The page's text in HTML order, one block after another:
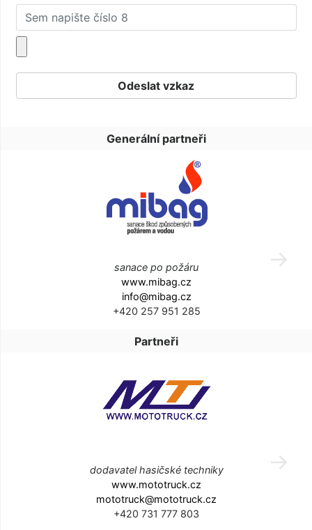
Generální partneři
sanace po požáru
www.mibag.cz
info@mibag.cz
+420 257 951 285
Partneři
dodavatel hasičské techniky
www.mototruck.cz
mototruck@mototruck.cz
+420 731 777 803